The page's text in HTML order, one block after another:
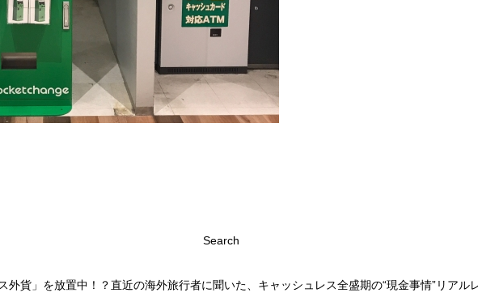
Search
外貨」を放置中！？直近の海外旅行者に聞いた、キャッシュレス全盛期の“現金事情”リア